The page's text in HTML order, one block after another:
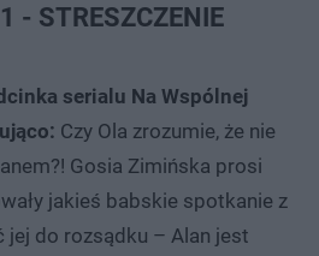
- STRESZCZENIE
serialu Na Wspólnej
Czy Ola zrozumie, że nie
Gosia Zimińska prosi
jakieś babskie spotkanie z
jej do rozsądku – Alan jest